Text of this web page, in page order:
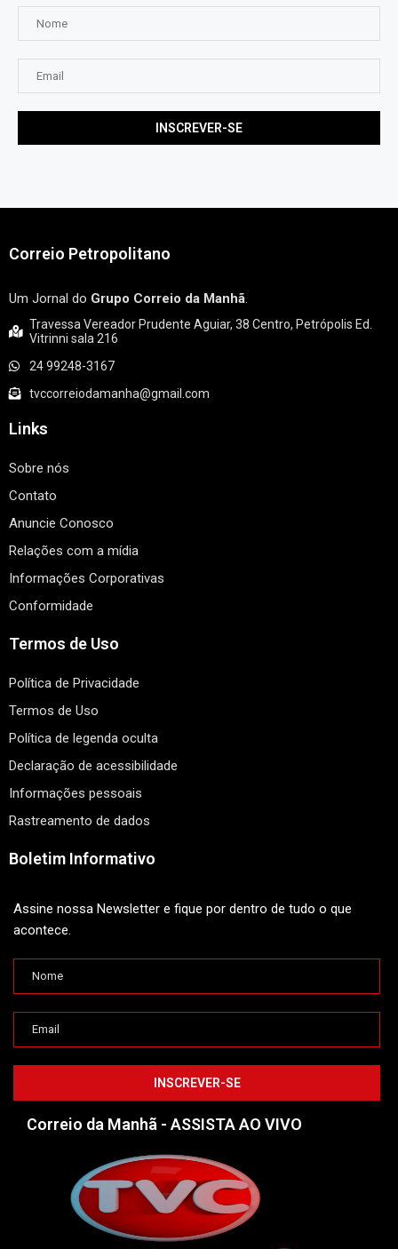
Correio Petropolitano
Um Jornal do Grupo Correio da Manhã.
Travessa Vereador Prudente Aguiar, 38 Centro, Petrópolis Ed.
Vitrinni sala 216
24 99248-3167
tvccorreiodamanha@gmail.com
Links
Sobre nós
Contato
Anuncie Conosco
Relações com a mídia
Informações Corporativas
Conformidade
Termos de Uso
Política de Privacidade
Termos de Uso
Política de legenda oculta
Declaração de acessibilidade
Informações pessoais
Rastreamento de dados
Boletim Informativo
Assine nossa Newsletter e fique por dentro de tudo o que
acontece.
Correio da Manhã - ASSISTA AO VIVO